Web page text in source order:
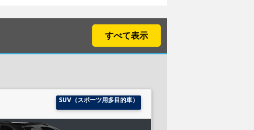
すべて表示
SUV（スポーツ用多目的車）